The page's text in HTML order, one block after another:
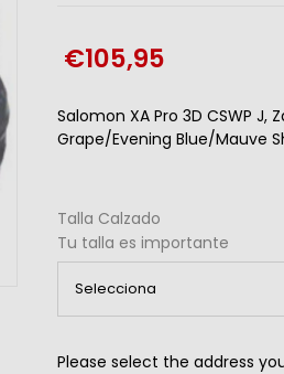
€105,95
Salomon XA Pro 3D CSWP
Grape/Evening Blue/Mauve
Talla Calzado
Tu talla es importante
Please select the address